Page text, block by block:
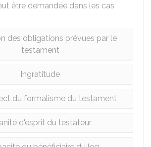
être demandée dans les cas
des obligations prévues par le
testament
Ingratitude
du formalisme du testament
d'esprit du testateur